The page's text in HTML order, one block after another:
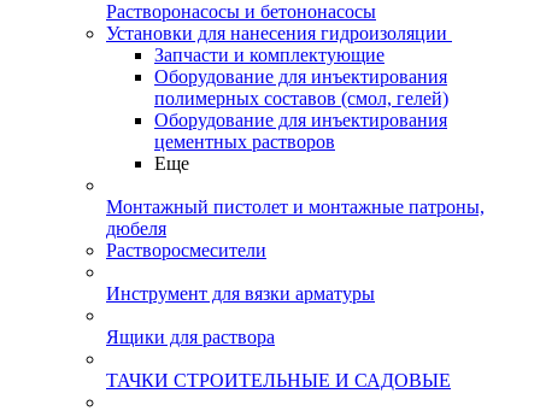
Растворонасосы и бетононасосы
Установки для нанесения гидроизоляции
Запчасти и комплектующие
Оборудование для инъектирования
полимерных составов (смол, гелей)
Оборудование для инъектирования
цементных растворов
Еще
Монтажный пистолет и монтажные патроны,
дюбеля
Растворосмесители
Инструмент для вязки арматуры
Ящики для раствора
ТАЧКИ СТРОИТЕЛЬНЫЕ И САДОВЫЕ